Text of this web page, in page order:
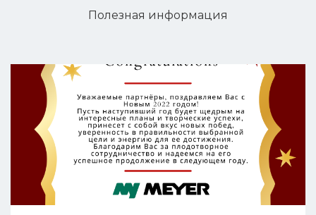
Полезная информация